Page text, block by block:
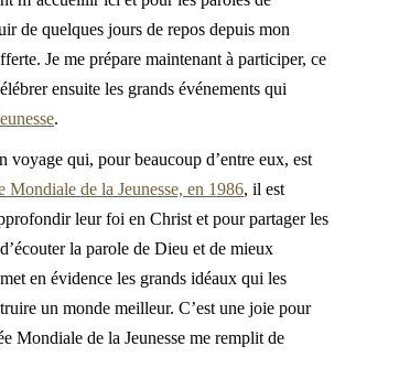
de quelques jours de repos depuis mon
Je me prépare maintenant à participer, ce
ensuite les grands événements qui
.
voyage qui, pour beaucoup d’entre eux, est
Mondiale de la Jeunesse, en 1986, il est
leur foi en Christ et pour partager les
la parole de Dieu et de mieux
en évidence les grands idéaux qui les
un monde meilleur. C’est une joie pour
Mondiale de la Jeunesse me remplit de